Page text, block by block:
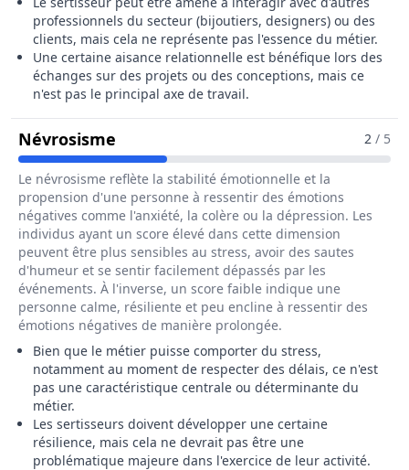
professionnels du secteur (bijoutiers, designers) ou des
clients, mais cela ne représente pas l'essence du métier.
Une certaine aisance relationnelle est bénéfique lors des
échanges sur des projets ou des conceptions, mais ce
n'est pas le principal axe de travail.
Névrosisme Pour Le Métier De Sertisseur /2 / 5
Le névrosisme reflète la stabilité émotionnelle et la
propension d'une personne à ressentir des émotions
négatives comme l'anxiété, la colère ou la dépression. Les
individus ayant un score élevé dans cette dimension
peuvent être plus sensibles au stress, avoir des sautes
d'humeur et se sentir facilement dépassés par les
événements. À l'inverse, un score faible indique une
personne calme, résiliente et peu encline à ressentir des
émotions négatives de manière prolongée.
Bien que le métier puisse comporter du stress,
notamment au moment de respecter des délais, ce n'est
pas une caractéristique centrale ou déterminante du
métier.
Les sertisseurs doivent développer une certaine
résilience, mais cela ne devrait pas être une
problématique majeure dans l'exercice de leur activité.